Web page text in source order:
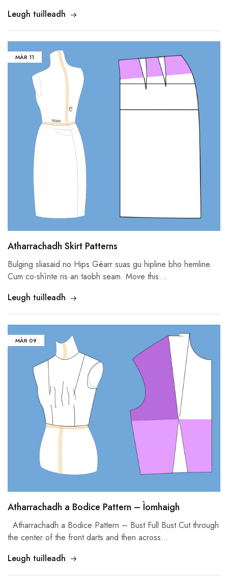
Leugh tuilleadh
MÀR11
Atharrachadh Skirt Patterns
Bulging sliasaid no Hips Gèarr suas gu hipline bho hemline.
Cum co-shìnte ris an taobh seam. Move this…
Leugh tuilleadh
MÀR09
Atharrachadh a Bodice Pattern – Ìomhaigh
Atharrachadh a Bodice Pattern – Bust Full Bust Cut through
the center of the front darts and then across…
Leugh tuilleadh